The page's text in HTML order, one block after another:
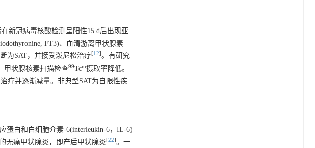
新冠病毒核酸检测呈阳性15 d后出现亚
FT3)、血清游离甲状腺素
为SAT，并接受泼尼松治疗[12]。有研究
甲状腺核素扫描检查99Tcm摄取率降低。
疗并逐渐减量。非典型SAT为自限性疾
蛋白和白细胞介素-6(interleukin-6，IL-6)
无痛甲状腺炎，即产后甲状腺炎[22]。一